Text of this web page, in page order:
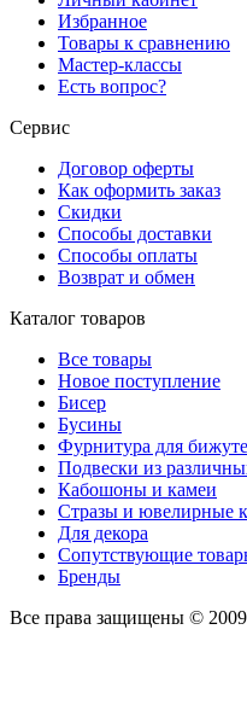
Избранное
Товары к сравнению
Мастер-классы
Есть вопрос?
Сервис
Договор оферты
Как оформить заказ
Скидки
Способы доставки
Способы оплаты
Возврат и обмен
Каталог товаров
Все товары
Новое поступление
Бисер
Бусины
Фурнитура для
Подвески из
Кабошоны и камеи
Стразы и ювелирные
Для декора
Сопутствующие
Бренды
Все права защищены ©